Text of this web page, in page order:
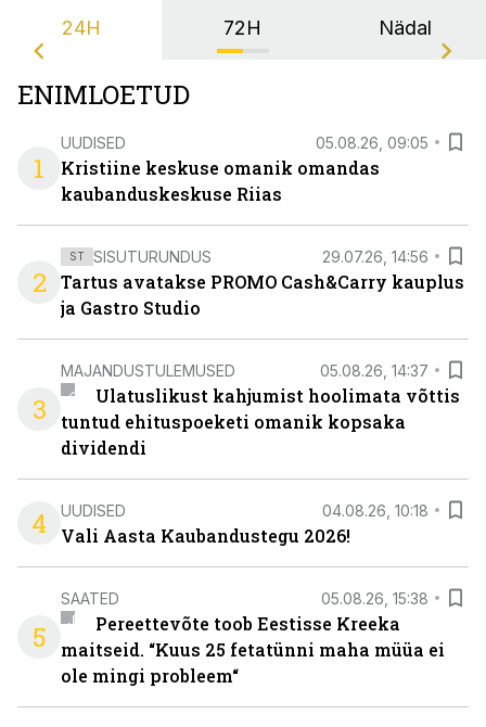
24H 72H Nädal
ENIMLOETUD
1
UUDISED 05.08.26, 09:05
Kristiine keskuse omanik omandas
kaubanduskeskuse Riias
2
ST SISUTURUNDUS 29.07.26, 14:56
Tartus avatakse PROMO Cash&Carry kauplus
ja Gastro Studio
3
MAJANDUSTULEMUSED 05.08.26, 14:37
Ulatuslikust kahjumist hoolimata võttis
tuntud ehituspoeketi omanik kopsaka
dividendi
4 UUDISED 04.08.26, 10:18
Vali Aasta Kaubandustegu 2026!
5
SAATED 05.08.26, 15:38
Pereettevõte toob Eestisse Kreeka
maitseid. “Kuus 25 fetatünni maha müüa ei
ole mingi probleem“